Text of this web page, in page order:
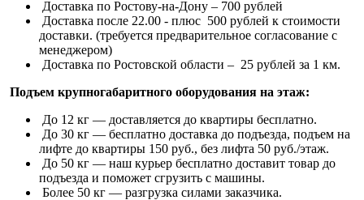
Доставка по Ростову-на-Дону – 700 рублей
Доставка после 22.00 - плюс 500 рублей к стоимости
доставки. (требуется предварительное согласование с
менеджером)
Доставка по Ростовской области – 25 рублей за 1 км.
Подъем крупногабаритного оборудования на этаж:
До 12 кг — доставляется до квартиры бесплатно.
До 30 кг — бесплатно доставка до подъезда, подъем на
лифте до квартиры 150 руб., без лифта 50 руб./этаж.
До 50 кг — наш курьер бесплатно доставит товар до
подъезда и поможет сгрузить с машины.
Более 50 кг — разгрузка силами заказчика.